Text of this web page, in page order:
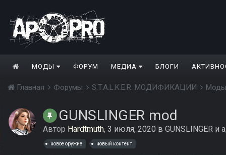
МОДЫ ФОРУМ МЕДИА БЛОГИ
Главная Форумы S.T.A.L.K.E.R. МОДИФИКАЦИИ
GUNSLINGER mod
Автор Hardtmuth, 3 июля, 2020 в GUNSLINGER и
новое оружие новый контент